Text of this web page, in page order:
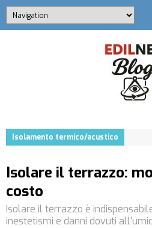
Isolamento termico/acustico
Isolare il terrazzo:
costo
Isolare il terrazzo è
inestetismi e danni dovuti